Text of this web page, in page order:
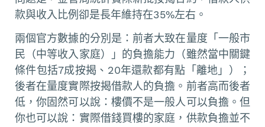
款與收入比例卻是長年維持在35%左右。
兩個官方數據的分別是：前者大致在量度「一般市
民（中等收入家庭）」的負擔能力（雖然當中關鍵
條件包括7成按揭、20年還款都有點「離地」）；
後者在量度實際按揭借款人的負擔。前者高而後者
低，你固然可以說：樓價不是一般人可以負擔。但
你也可以說：實際借錢買樓的家庭，供款負擔並不